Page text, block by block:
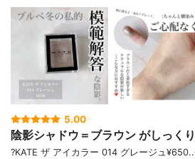
5.00
陰影シャドウ＝ブラウン がしっく
?KATE ザ アイカラー 014 グレージュ